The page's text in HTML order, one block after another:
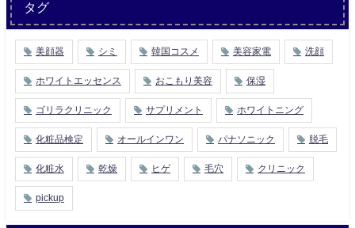
タグ
美顔器 シミ 韓国コスメ 美容家電 洗顔
ホワイトエッセンス おこもり美容 保湿
ゴリラクリニック サプリメント ホワイトニング
化粧品検定 オールインワン パナソニック 脱毛
化粧水 乾燥 ヒゲ 毛穴 クリニック
pickup